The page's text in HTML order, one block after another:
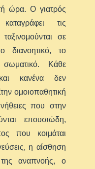
ώρα. Ο γιατρός
τις
σε
διανοητικό, το
σωματικό. Κάθε
και κανένα δεν
ομοιοπαθητική
που στην
επουσιώδη,
που κοιμάται
η αίσθηση
αναπνοής, ο